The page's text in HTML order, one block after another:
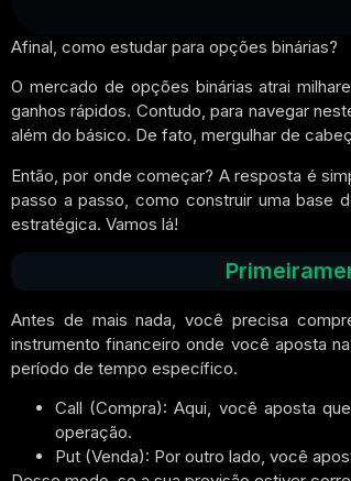
Afinal, como estudar para opções binárias?
O mercado de opções binárias atrai
ganhos rápidos. Contudo, para navegar
além do básico. De fato, mergulhar de
Então, por onde começar? A resposta é
passo a passo, como construir uma base
estratégica. Vamos lá!
Antes de mais nada, você precisa
instrumento financeiro onde você aposta
período de tempo específico.
Call (Compra): Aqui, você aposta
operação.
Put (Venda): Por outro lado, você